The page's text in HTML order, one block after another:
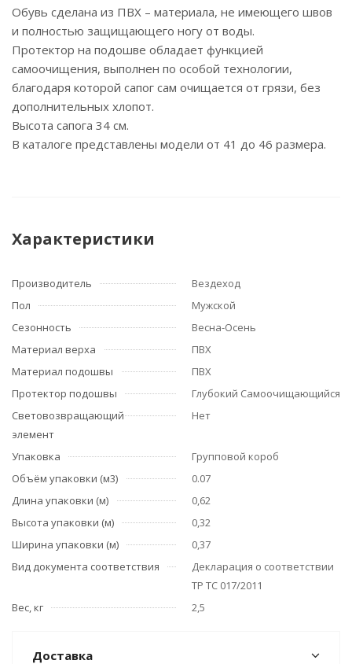
Обувь сделана из ПВХ – материала, не имеющего швов
и полностью защищающего ногу от воды.
Протектор на подошве обладает функцией
самоочищения, выполнен по особой технологии,
благодаря которой сапог сам очищается от грязи, без
дополнительных хлопот.
Высота сапога 34 см.
В каталоге представлены модели от 41 до 46 размера.
Характеристики
Производитель
Вездеход
Пол
Мужской
Сезонность
Весна-Осень
Материал верха
ПВХ
Материал подошвы
ПВХ
Протектор подошвы
Глубокий Самоочищающийся
Световозвращающий
элемент
Нет
Упаковка
Групповой короб
Объём упаковки (м3)
0.07
Длина упаковки (м)
0,62
Высота упаковки (м)
0,32
Ширина упаковки (м)
0,37
Вид документа соответствия
Декларация о соответствии
ТР ТС 017/2011
Вес, кг
2,5
Доставка